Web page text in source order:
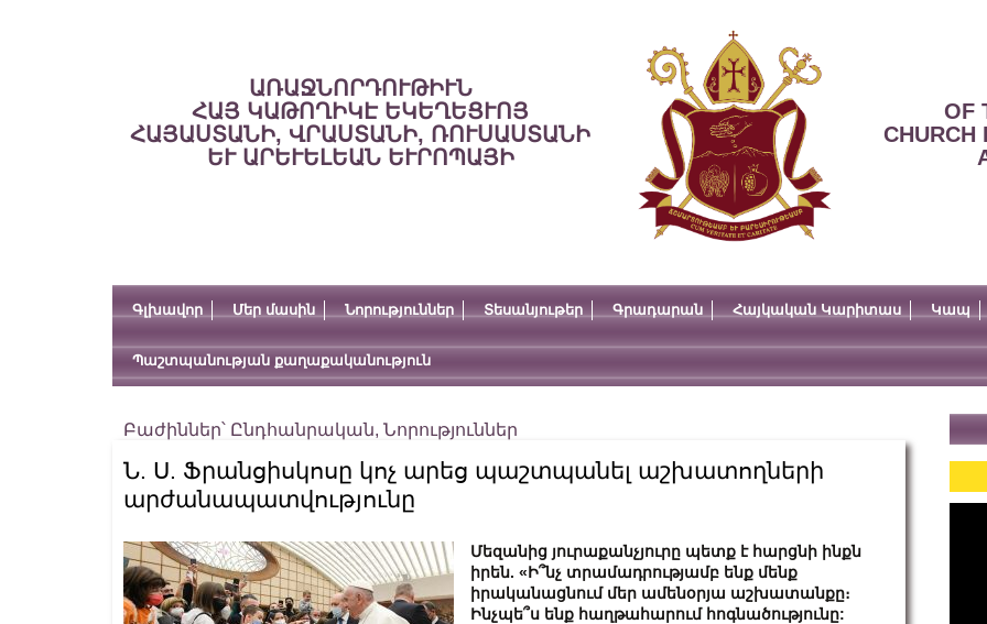
ԱՌԱՋՆՈՐԴՈՒԹԻՒՆ
ՀԱՅ ԿԱԹՈՂԻԿԷ ԵԿԵՂԵՑՒՈՅ
ՀԱՅԱՍՏԱՆԻ, ՎՐԱՍՏԱՆԻ, ՌՈՒՍԱՍՏԱՆԻ
ԵՒ ԱՐԵՒԵԼԵԱՆ ԵՒՐՈՊԱՅԻ
OF
CHURCH
Գլխավոր Մեր մասին Նորություններ Տեսանյութեր Գրադարան Հայկական Կարիտաս Կապ
Պաշտպանության քաղաքականություն
Բաժիններ՝ Ընդհանրական, Նորություններ
Ն. Ս. Ֆրանցիսկոսը կոչ արեց պաշտպանել աշխատողների
արժանապատվությունը
Մեզանից յուրաքանչյուրը պետք է հարցնի ինքն
իրեն. «Ի՞նչ տրամադրությամբ ենք մենք
իրականացնում մեր ամենօրյա աշխատանքը։
Ինչպե՞ս ենք հաղթահարում հոգնածությունը: